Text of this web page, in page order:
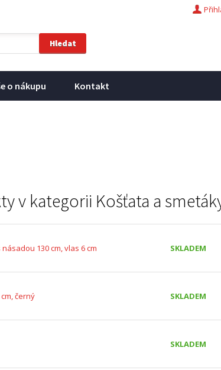
o nákupu Kontakt
v kategorii Košťata a
130 cm, vlas 6 cm SKLADEM
černý SKLADEM
SKLADEM